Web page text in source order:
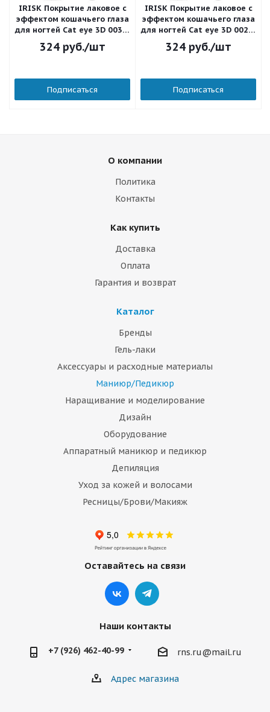
IRISK Покрытие лаковое с
эффектом кошачьего глаза
для ногтей Cat eye 3D 003 8
мл.
324руб./шт
Подписаться
IRISK Покрытие лаковое с
эффектом кошачьего глаза
для ногтей Cat eye 3D 002 8
мл.
324руб./шт
Подписаться
О компании
Политика
Контакты
Как купить
Доставка
Оплата
Гарантия и возврат
Каталог
Бренды
Гель-лаки
Аксессуары и расходные материалы
Маниюр/Педикюр
Наращивание и моделирование
Дизайн
Оборудование
Аппаратный маникюр и педикюр
Депиляция
Уход за кожей и волосами
Ресницы/Брови/Макияж
Оставайтесь на связи
Наши контакты
+7 (926) 462-40-99 rns.ru@mail.ru
Адрес магазина